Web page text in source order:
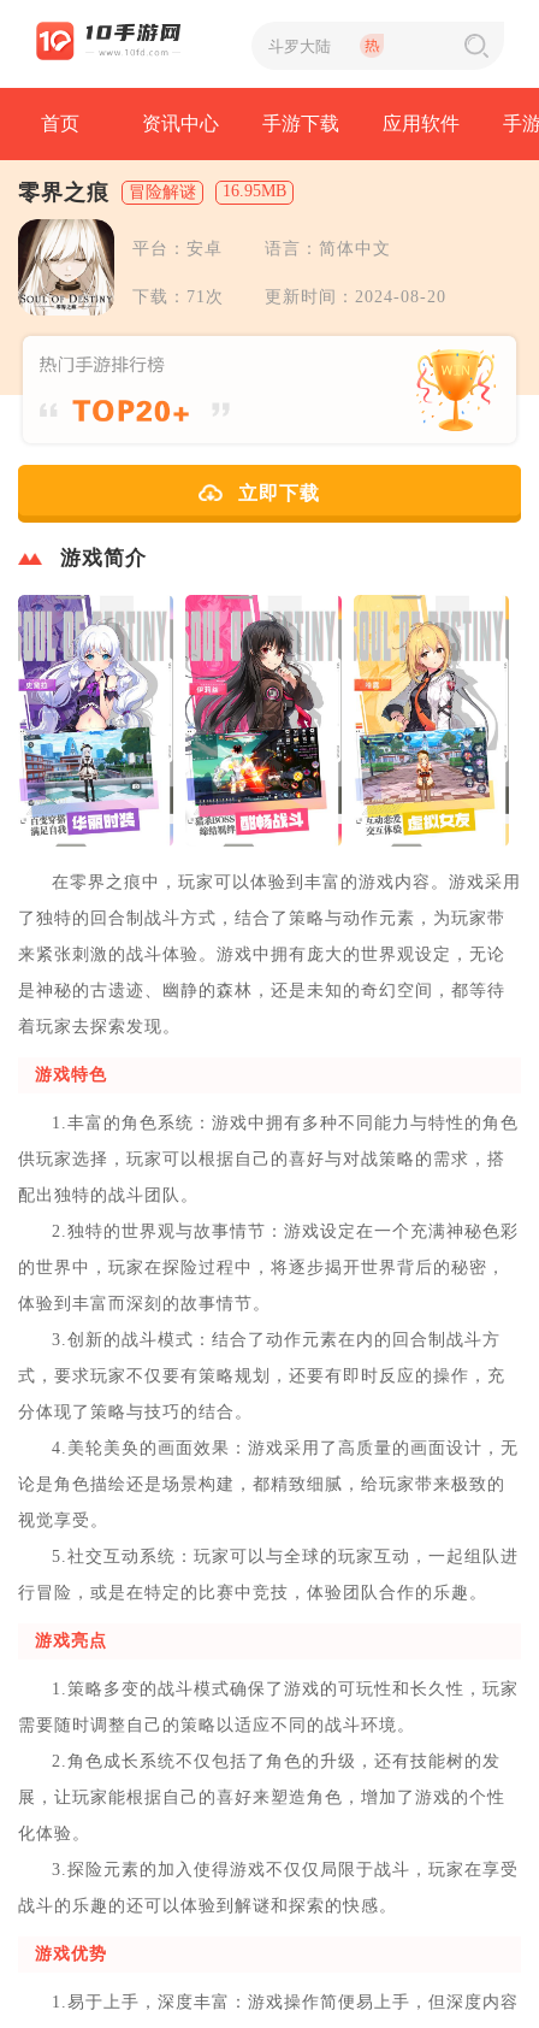
首页 资讯中心 手游下载 应用软件 手
零界之痕 冒险解谜 16.95MB
平台：安卓 语言：简体中文
下载：71次 更新时间：2024-08-20
立即下载
游戏简介
在零界之痕中，玩家可以体验到丰富的游戏内容。游戏采用
了独特的回合制战斗方式，结合了策略与动作元素，为玩家带
来紧张刺激的战斗体验。游戏中拥有庞大的世界观设定，无论
是神秘的古遗迹、幽静的森林，还是未知的奇幻空间，都等待
着玩家去探索发现。
游戏特色
1.丰富的角色系统：游戏中拥有多种不同能力与特性的角色
供玩家选择，玩家可以根据自己的喜好与对战策略的需求，搭
配出独特的战斗团队。
2.独特的世界观与故事情节：游戏设定在一个充满神秘色彩
的世界中，玩家在探险过程中，将逐步揭开世界背后的秘密，
体验到丰富而深刻的故事情节。
3.创新的战斗模式：结合了动作元素在内的回合制战斗方
式，要求玩家不仅要有策略规划，还要有即时反应的操作，充
分体现了策略与技巧的结合。
4.美轮美奂的画面效果：游戏采用了高质量的画面设计，无
论是角色描绘还是场景构建，都精致细腻，给玩家带来极致的
视觉享受。
5.社交互动系统：玩家可以与全球的玩家互动，一起组队进
行冒险，或是在特定的比赛中竞技，体验团队合作的乐趣。
游戏亮点
1.策略多变的战斗模式确保了游戏的可玩性和长久性，玩家
需要随时调整自己的策略以适应不同的战斗环境。
2.角色成长系统不仅包括了角色的升级，还有技能树的发
展，让玩家能根据自己的喜好来塑造角色，增加了游戏的个性
化体验。
3.探险元素的加入使得游戏不仅仅局限于战斗，玩家在享受
战斗的乐趣的还可以体验到解谜和探索的快感。
游戏优势
1.易于上手，深度丰富：游戏操作简便易上手，但深度内容